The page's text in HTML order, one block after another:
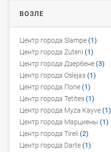
ВОЗЛЕ
Центр города Slampe (1)
Центр города Zuteni (1)
Центр города Дзербене (3)
Центр города Oslejas (1)
Центр города Попе (1)
Центр города Tetites (1)
Центр города Myza Kayve (1)
Центр города Марциены (1)
Центр города Tireli (2)
Центр города Darte (1)